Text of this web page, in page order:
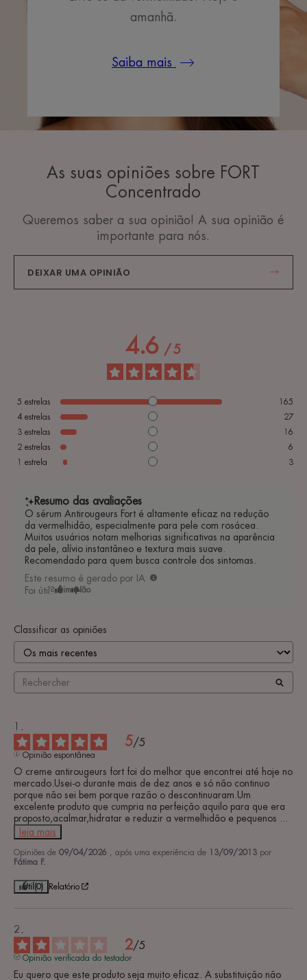
amanhã.
Saiba mais
As suas opiniões sobre FORT
Concentrado
Queremos saber a sua opinião! A sua opinião é
importante para nós.
DEIXAR UMA OPINIÃO
4.6 / 5
5 estrelas
165
4 estrelas
27
3 estrelas
16
2 estrelas
6
estrela 3
Resumo das avaliações
O sérum Antirougeurs Fort é altamente eficaz na redução
da vermelhidão, especialmente para pele com rosácea.
Muitos usuários notam melhorias significativas na aparência
da pele, alívio instantâneo e textura mais suave.
Recomendado para quem busca controle dos sintomas.
Este resumo é gerado por IA
Foi útil?
Sim Não
Classificar as opiniões
5/5
Opinião espontânea
O creme antirougeurs fort foi do melhor que encontrei até hoje no
mercado.Usei-o durante mais de dez anos e só não continuo
porque não sei bem porque razão o descontinuaram.Um
excelente produto que cumpria na perfeição aquilo para que era
proposto,acalmar,hidratar e reduzir a vermelhidão e pequenos
leia mais
Opiniões de 09/04/2026 , após uma experiência de 13/09/2013 por
Fátima F.
Útil (0) Relatório
2/5
Opinião verificada do testador
Eu quero que este produto seja muito eficaz. A substituição não